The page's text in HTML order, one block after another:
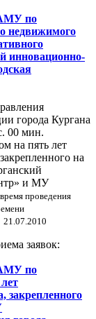
по
недвижимого
инновационно-
города Кургана
00 мин.
на пять лет
на
и МУ
проведения
21.07.2010
заявок:
по
закрепленного